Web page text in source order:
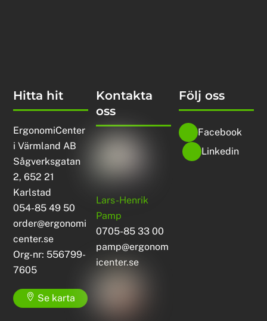
Hitta hit
ErgonomiCenter
i Värmland AB
Sågverksgatan
2, 652 21
Karlstad
054-85 49 50
order@ergonomi
center.se
Org-nr: 556799-
7605
Se karta
Kontakta
oss
Lars-Henrik
Pamp
0705-85 33 00
pamp@ergonom
icenter.se
Följ oss
Facebook
Linkedin